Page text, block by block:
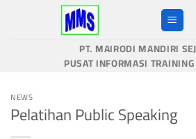
PT. MAIRODI MANDIRI
PUSAT INFORMASI
NEWS
Pelatihan Public Speaking